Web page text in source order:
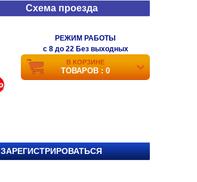
Схема проезда
РЕЖИМ РАБОТЫ
c 8 до 22 Без выходных
В КОРЗИНЕ
ТОВАРОВ : 0
ЗАРЕГИСТРИРОВАТЬСЯ